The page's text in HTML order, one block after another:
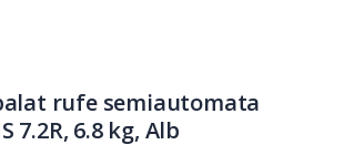
rufe semiautomata
7.2R, 6.8 kg, Alb